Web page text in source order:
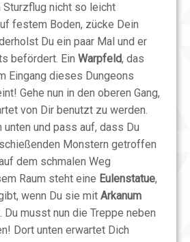
nicht so leicht
festem Boden, zücke Dein
Du ein paar Mal und er
befördert. Ein Warpfeld, das
Eingang dieses Dungeons
Gehe nun in den oberen Gang,
von Dir benutzt zu werden.
unten und pass auf, dass Du
Monstern getroffen
dem schmalen Weg
Raum steht eine Eulenstatue,
wenn Du sie mit Arkanum
musst nun die Treppe neben
Dort unten erwartet Dich